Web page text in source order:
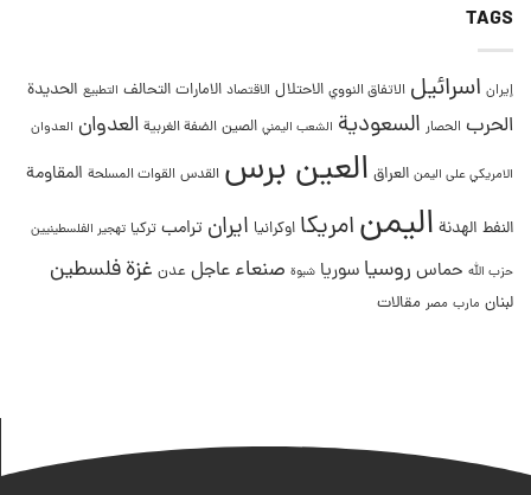
TAGS
إيران اسرائيل الاتفاق النووي الاحتلال الاقتصاد الامارات التحالف التطبيع الحديدة
الحرب الحصار السعودية الشعب اليمني الصين الضفة الغربية العدوان العدوان
الامريكي على اليمن العراق العين برس القدس القوات المسلحة المقاومة
النفط الهدنة اليمنامريكا اوكرانيا ايران ترامب تركيا تهجير الفلسطينيين
حزب الله حماس روسيا سوريا شبوة صنعاء عاجل عدن غزةفلسطين
لبنان مارب مصر مقالات